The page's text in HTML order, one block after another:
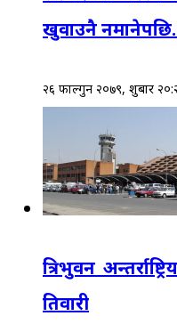
खुवाउनै
२६ फाल्गुन २०७९, शुक्रबार
त्रिभुवन
तिवारी